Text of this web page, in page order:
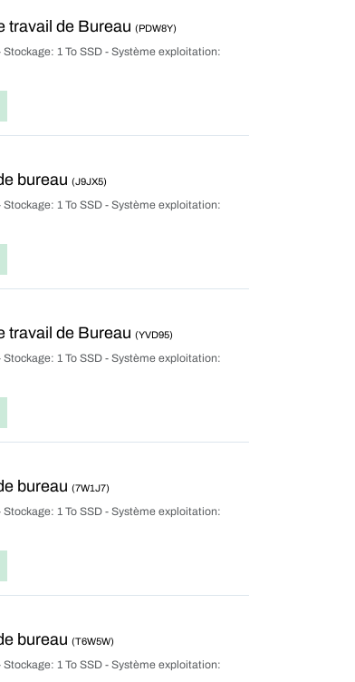
travail de Bureau (PDW8Y)
1 To SSD - Système exploitation:
bureau (J9JX5)
1 To SSD - Système exploitation:
travail de Bureau (YVD95)
1 To SSD - Système exploitation:
bureau (7W1J7)
1 To SSD - Système exploitation:
bureau (T6W5W)
1 To SSD - Système exploitation: